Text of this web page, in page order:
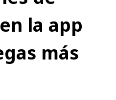
la app
más